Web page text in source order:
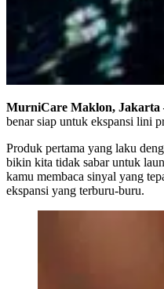
MurniCare Maklon, Jakarta
benar siap untuk ekspansi lini
Produk pertama yang laku
bikin kita tidak sabar untuk
kamu membaca sinyal yang
ekspansi yang terburu-buru.